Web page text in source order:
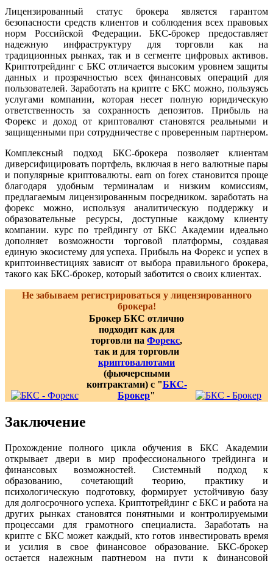
Лицензированный статус брокера является гарантом
безопасности средств клиентов и соблюдения всех правовых
норм Российской Федерации. БКС-брокер предоставляет
надежную инфраструктуру для торговли как на
традиционных рынках, так и в сегменте цифровых активов.
Криптотрейдинг с БКС отличается высоким уровнем защиты
данных и прозрачностью всех финансовых операций для
пользователей. Заработать на крипте с БКС можно, пользуясь
услугами компании, которая несет полную юридическую
ответственность за сохранность депозитов. Прибыль на
Форекс и доход от криптовалют становятся реальными и
защищенными при сотрудничестве с проверенным партнером.
Комплексный подход БКС-брокера позволяет клиентам
диверсифицировать портфель, включая в него валютные пары
и популярные криптовалюты. earn on forex становится проще
благодаря удобным терминалам и низким комиссиям,
предлагаемым лицензированным посредником. заработать на
форекс можно, используя аналитическую поддержку и
образовательные ресурсы, доступные каждому клиенту
компании. курс по трейдингу от БКС Академии идеально
дополняет возможности торговой платформы, создавая
единую экосистему для успеха. Прибыль на Форекс и успех в
криптоинвестициях зависят от выбора правильного брокера,
такого как БКС-брокер, который заботится о своих клиентах.
Не забываем регистрироваться у лицензированного
брокера!
Брокер БКС отлично
подходит как для
торговли на Форекс,
так и для торговли
криптовалютами
(фьючерсными
контрактами) с "БКС-
Брокер"
Заключение
Прохождение полного цикла обучения в БКС Академии
открывает двери в мир профессионального трейдинга и
финансовых возможностей. Системный подход к
образованию, сочетающий теорию, практику и
психологическую подготовку, формирует устойчивую базу
для долгосрочного успеха. Криптотрейдинг с БКС и работа на
других рынках становятся понятными и контролируемыми
процессами для грамотного специалиста. Заработать на
крипте с БКС может каждый, кто готов инвестировать время
и усилия в свое финансовое образование. БКС-брокер
остается надежным партнером на пути к финансовой